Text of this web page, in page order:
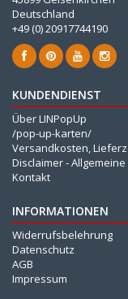
Deutschland
+49 (0) 20917744190
KUNDENDIENST
Über LINPopUp
/pop-up-karten/
Versandkosten,
Disclaimer -
Kontakt
INFORMATIONEN
Widerrufsbelehrung
Datenschutz
AGB
Impressum